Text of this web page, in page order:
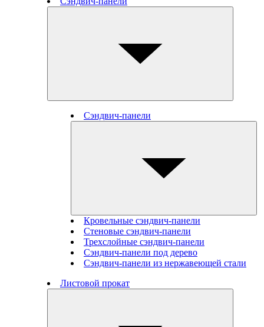
Сэндвич-панели
Кровельные сэндвич-панели
Стеновые cэндвич-панели
Трехслойные сэндвич-панели
Сэндвич-панели под дерево
Сэндвич-панели из нержавеющей стали
Листовой прокат